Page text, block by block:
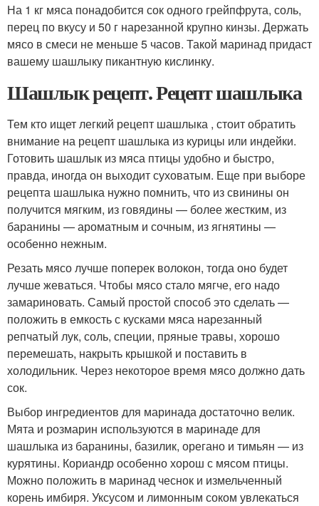
На 1 кг мяса понадобится сок одного грейпфрута, соль,
перец по вкусу и 50 г нарезанной крупно кинзы. Держать
мясо в смеси не меньше 5 часов. Такой маринад придаст
вашему шашлыку пикантную кислинку.
Шашлык рецепт. Рецепт шашлыка
Тем кто ищет легкий рецепт шашлыка , стоит обратить
внимание на рецепт шашлыка из курицы или индейки.
Готовить шашлык из мяса птицы удобно и быстро,
правда, иногда он выходит суховатым. Еще при выборе
рецепта шашлыка нужно помнить, что из свинины он
получится мягким, из говядины — более жестким, из
баранины — ароматным и сочным, из ягнятины —
особенно нежным.
Резать мясо лучше поперек волокон, тогда оно будет
лучше жеваться. Чтобы мясо стало мягче, его надо
замариновать. Самый простой способ это сделать —
положить в емкость с кусками мяса нарезанный
репчатый лук, соль, специи, пряные травы, хорошо
перемешать, накрыть крышкой и поставить в
холодильник. Через некоторое время мясо должно дать
сок.
Выбор ингредиентов для маринада достаточно велик.
Мята и розмарин используются в маринаде для
шашлыка из баранины, базилик, орегано и тимьян — из
курятины. Кориандр особенно хорош с мясом птицы.
Можно положить в маринад чеснок и измельченный
корень имбиря. Уксусом и лимонным соком увлекаться